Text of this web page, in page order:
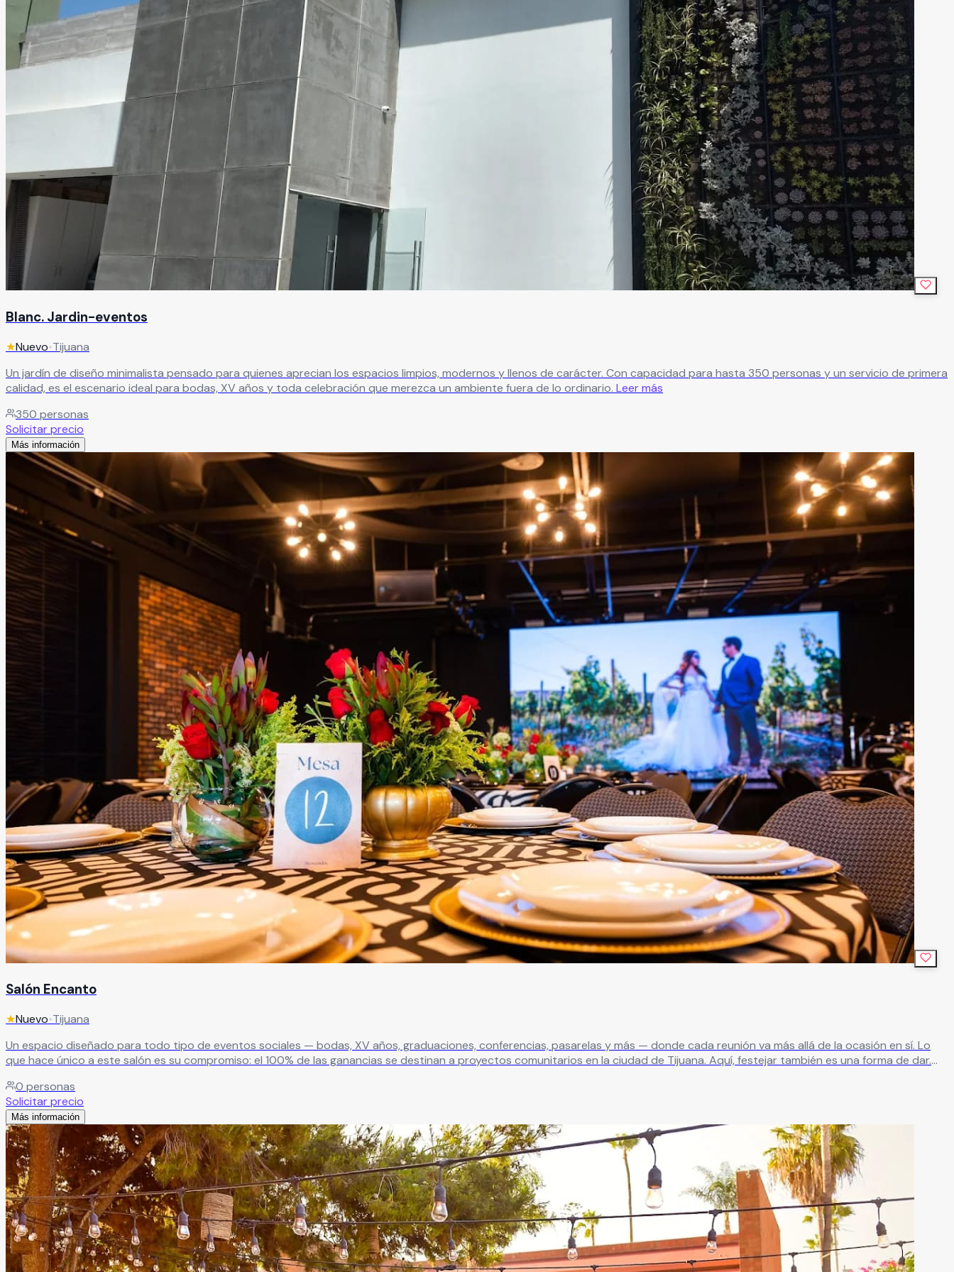
Blanc. Jardin-eventos
★Nuevo•Tijuana
Un jardín de diseño minimalista pensado para quienes aprecian los espacios limpios, modernos y llenos de carácter. Con capacidad para hasta 350 personas y un servicio de primera
calidad, es el escenario ideal para bodas, XV años y toda celebración que merezca un ambiente fuera de lo ordinario. Leer más
350 personas
Solicitar precio
Más información
Salón Encanto
★Nuevo•Tijuana
Un espacio diseñado para todo tipo de eventos sociales — bodas, XV años, graduaciones, conferencias, pasarelas y más — donde cada reunión va más allá de la ocasión en sí. Lo
que hace único a este salón es su compromiso: el 100% de las ganancias se destinan a proyectos comunitarios en la ciudad de Tijuana. Aquí, festejar también es una forma de dar.
0 personas
Solicitar precio
Más información